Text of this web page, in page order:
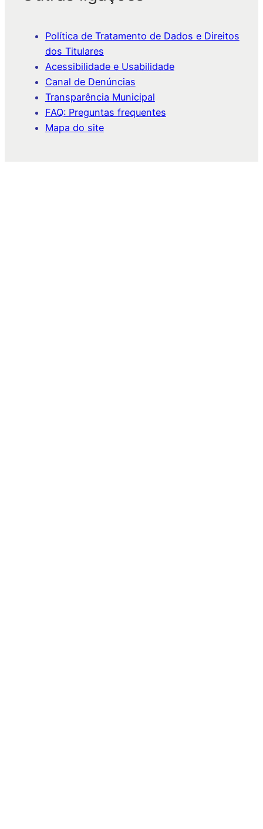
Política de Tratamento de Dados e Direitos
dos Titulares
Acessibilidade e Usabilidade
Canal de Denúncias
Transparência Municipal
FAQ: Preguntas frequentes
Mapa do site